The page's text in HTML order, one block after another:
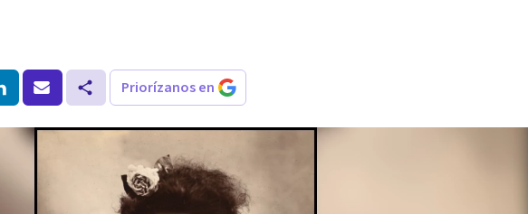
Priorízanos en